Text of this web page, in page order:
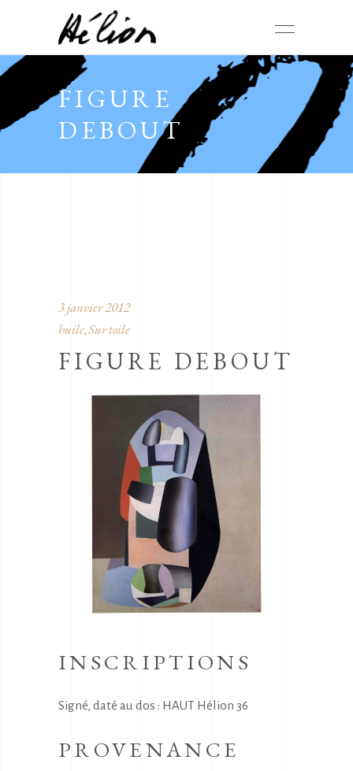
FIGURE
DEBOUT
3 janvier 2012
huile, Sur toile
FIGURE DEBOUT
INSCRIPTIONS
Signé, daté au dos : HAUT Hélion 36
PROVENANCE